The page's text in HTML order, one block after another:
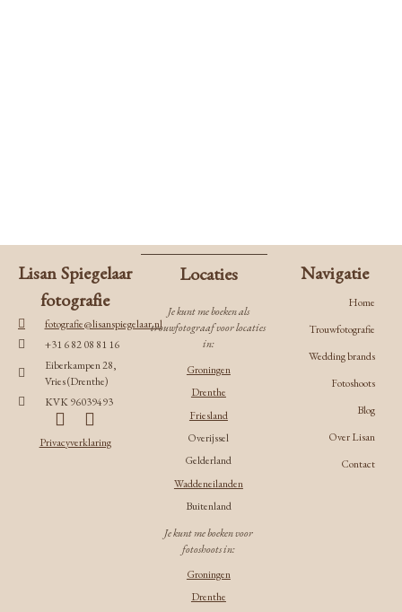
Lisan Spiegelaar
fotografie
fotografie@lisanspiegelaar.nl
+31 6 82 08 81 16
Eiberkampen 28,
Vries (Drenthe)
KVK 96039493
Privacyverklaring
Locaties
Je kunt me boeken als
trouwfotograaf voor locaties
in:
Groningen
Drenthe
Friesland
Overijssel
Gelderland
Waddeneilanden
Buitenland
Je kunt me boeken voor
fotoshoots in:
Groningen
Drenthe
Navigatie
Home
Trouwfotografie
Wedding brands
Fotoshoots
Blog
Over Lisan
Contact